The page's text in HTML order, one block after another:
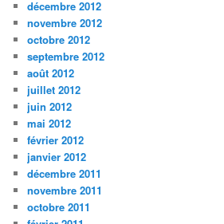
décembre 2012
novembre 2012
octobre 2012
septembre 2012
août 2012
juillet 2012
juin 2012
mai 2012
février 2012
janvier 2012
décembre 2011
novembre 2011
octobre 2011